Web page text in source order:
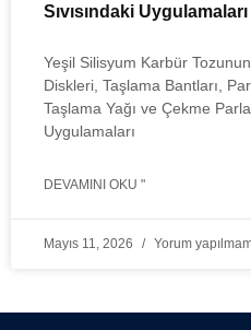
Sıvısındaki Uygulamaları
Yeşil Silisyum Karbür
Diskleri, Taşlama Bantları,
Taşlama Yağı ve Çekme
Uygulamaları
DEVAMINI OKU "
Mayıs 11, 2026 Yorum